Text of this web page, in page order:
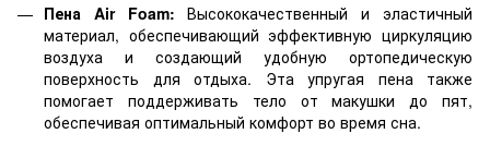
Пена Air Foam: Высококачественный и эластичный
материал, обеспечивающий эффективную циркуляцию
воздуха и создающий удобную ортопедическую
поверхность для отдыха. Эта упругая пена также
помогает поддерживать тело от макушки до пят,
обеспечивая оптимальный комфорт во время сна.